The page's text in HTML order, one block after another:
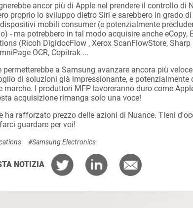
ancor più di Apple nel prendere il controllo di
proprio lo sviluppo dietro Siri e sarebbero in grado di
mobili consumer (e potenzialmente
- ma potrebbero in tal modo acquisire anche eCopy,
(Ricoh DigidocFlow , Xerox ScanFlowStore, Sharp
OCR, Copitrak ...
permetterebbe a Samsung avanzare ancora più
di soluzioni già impressionante, e potenzialmente
marche. I produttori MFP lavoreranno duro come
acquisizione rimanga solo una voce!
ha rafforzato prezzo delle azioni di Nuance. Tieni
guardare per voi!
#Samsung Electronics
NOTIZIA